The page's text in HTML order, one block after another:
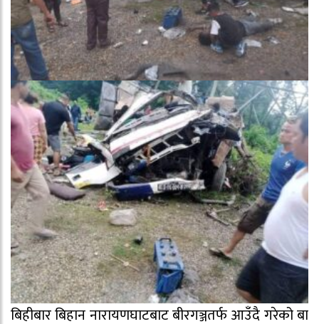
बिहीबार बिहान नारायणघाटबाट बीरगञ्जतर्फ आउँदै गरेको बा